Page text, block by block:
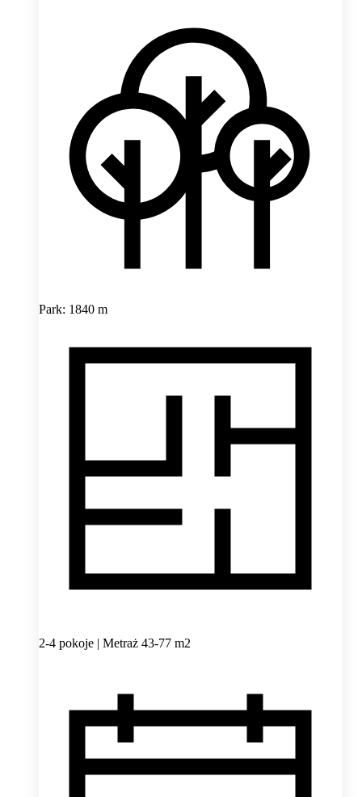
Park: 1840 m
2-4 pokoje | Metraż 43-77 m2